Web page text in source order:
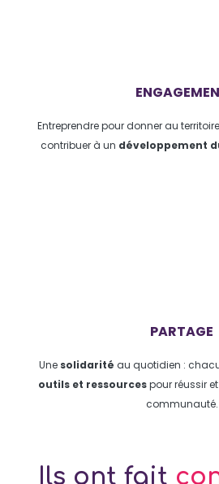
Entreprendre pour donner au
contribuer à un développement
PARTAGE
​ Une solidarité au quotidien :
outils et ressourcespour réussir
communauté.
Ils ont fait